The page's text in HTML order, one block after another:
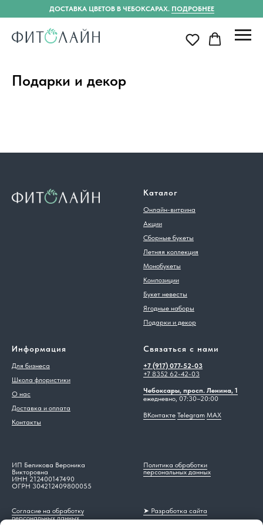
ДОСТАВКА ЦВЕТОВ В ЧЕБОКСАРАХ. ПОДРОБНЕЕ
Подарки и декор
Каталог
Онлайн-витрина
Акции
Сборные букеты
Летняя коллекция
Монобукеты
Композиции
Букет невесты
Ягодные наборы
Подарки и декор
Информация
Для бизнеса
Школа флористики
О нас
Доставка и оплата
Контакты
Связаться с нами
+7 (917) 077-52-03
+7 8352 62-42-03
Чебоксары, просп. Ленина, 1
ежедневно, 07:30–20:00
ВКонтакте Telegram MAX
ИП Беликова Вероника
Викторовна
ИНН 212400147490
ОГРН 304212409800055
Политика обработки
персональных данных
Согласие на обработку
персональных данных
➤ Разработка сайта